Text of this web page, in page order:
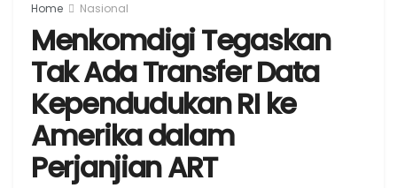
Home Nasional
Menkomdigi Tegaskan
Tak Ada Transfer Data
Kependudukan RI ke
Amerika dalam
Perjanjian ART